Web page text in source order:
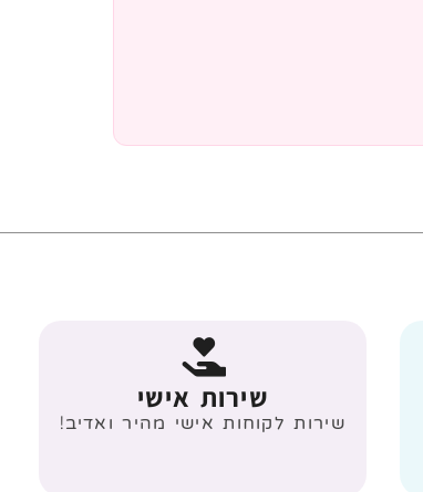
שירות אישי
שירות לקוחות אישי מהיר ואדיב!